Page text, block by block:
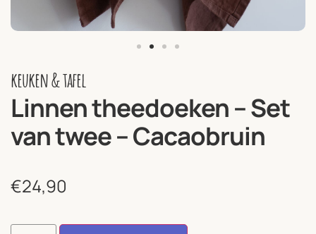
keuken & tafel
Linnen theedoeken – Set
van twee – Cacaobruin
€24,90